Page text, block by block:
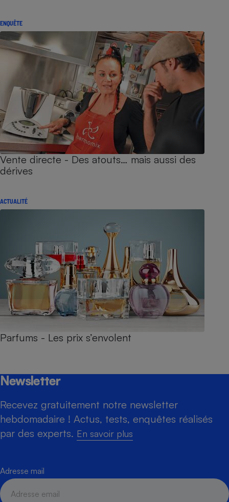
ENQUÊTE
Vente directe - Des atouts… mais aussi des
dérives
ACTUALITÉ
Parfums - Les prix s’envolent
Newsletter
Recevez gratuitement notre newsletter
hebdomadaire ! Actus, tests, enquêtes réalisés
par des experts. En savoir plus
Adresse mail